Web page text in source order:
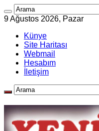
9 Ağustos 2026, Pazar
Künye
Site Haritası
Webmail
Hesabım
İletişim